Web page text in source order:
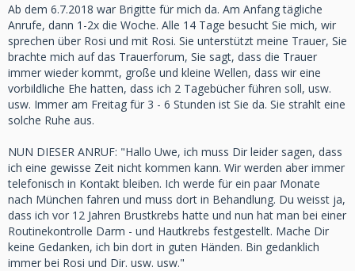
Ab dem 6.7.2018 war Brigitte für mich da. Am Anfang tägliche
Anrufe, dann 1-2x die Woche. Alle 14 Tage besucht Sie mich, wir
sprechen über Rosi und mit Rosi. Sie unterstützt meine Trauer, Sie
brachte mich auf das Trauerforum, Sie sagt, dass die Trauer
immer wieder kommt, große und kleine Wellen, dass wir eine
vorbildliche Ehe hatten, dass ich 2 Tagebücher führen soll, usw.
usw. Immer am Freitag für 3 - 6 Stunden ist Sie da. Sie strahlt eine
solche Ruhe aus.
NUN DIESER ANRUF: "Hallo Uwe, ich muss Dir leider sagen, dass
ich eine gewisse Zeit nicht kommen kann. Wir werden aber immer
telefonisch in Kontakt bleiben. Ich werde für ein paar Monate
nach München fahren und muss dort in Behandlung. Du weisst ja,
dass ich vor 12 Jahren Brustkrebs hatte und nun hat man bei einer
Routinekontrolle Darm - und Hautkrebs festgestellt. Mache Dir
keine Gedanken, ich bin dort in guten Händen. Bin gedanklich
immer bei Rosi und Dir. usw. usw."